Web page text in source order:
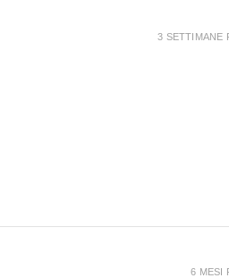
3 SETTIMANE
6 MESI